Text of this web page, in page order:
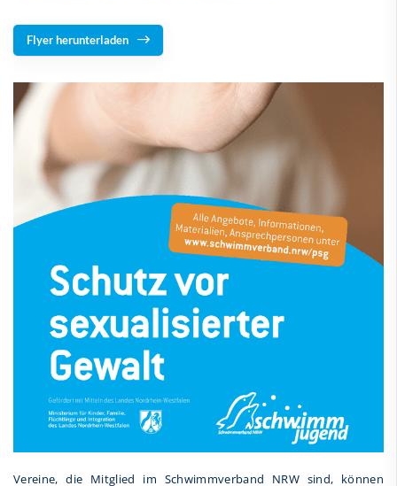
Flyer herunterladen
Vereine, die Mitglied im Schwimmverband NRW sind, können